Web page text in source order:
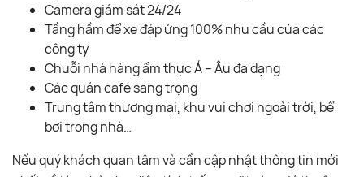
Camera giám sát 24/24
Tầng hầm để xe đáp ứng 100% nhu cầu của các
công ty
Chuỗi nhà hàng ẩm thực Á – Âu đa dạng
Các quán café sang trọng
Trung tâm thương mại, khu vui chơi ngoài trời, bể
bơi trong nhà…
Nếu quý khách quan tâm và cần cập nhật thông tin mới